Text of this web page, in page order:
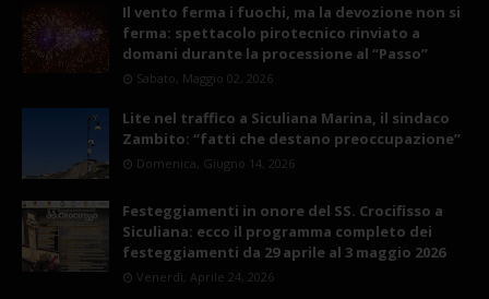
Il vento ferma i fuochi, ma la devozione non si
ferma: spettacolo pirotecnico rinviato a
domani durante la processione al “Passo”
Sabato, Maggio 02, 2026
Lite nel traffico a Siculiana Marina, il sindaco
Zambito: “fatti che destano preoccupazione”
Domenica, Giugno 14, 2026
Festeggiamenti in onore del SS. Crocifisso a
Siculiana: ecco il programma completo dei
festeggiamenti da 29 aprile al 3 maggio 2026
Venerdì, Aprile 24, 2026